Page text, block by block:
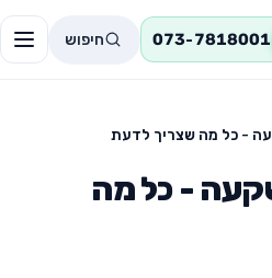
073-7818001 חיפוש
- כל מה שצריך לדעת
- כל מה